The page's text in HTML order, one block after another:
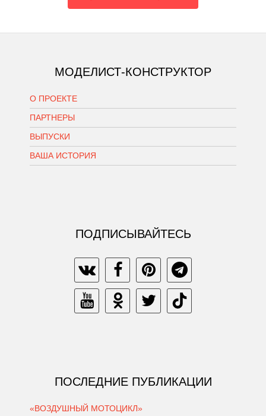
МОДЕЛИСТ-КОНСТРУКТОР
О ПРОЕКТЕ
ПАРТНЕРЫ
ВЫПУСКИ
ВАША ИСТОРИЯ
ПОДПИСЫВАЙТЕСЬ
ПОСЛЕДНИЕ ПУБЛИКАЦИИ
«ВОЗДУШНЫЙ МОТОЦИКЛ»